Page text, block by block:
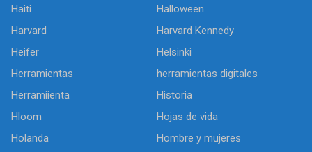
Haiti
Halloween
Harvard
Harvard Kennedy
Heifer
Helsinki
Herramientas
herramientas digitales
Herramiienta
Historia
Hloom
Hojas de vida
Holanda
Hombre y mujeres